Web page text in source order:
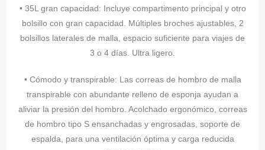
• 35L gran capacidad: Incluye compartimento principal y otro
bolsillo con gran capacidad. Múltiples broches ajustables, 2
bolsillos laterales de malla, espacio suficiente para viajes de
3 o 4 días. Ultra ligero.
• Cómodo y transpirable: Las correas de hombro de malla
transpirable con abundante relleno de esponja ayudan a
aliviar la presión del hombro. Acolchado ergonómico, correas
de hombro tipo S ensanchadas y engrosadas, soporte de
espalda, para una ventilación óptima y carga reducida